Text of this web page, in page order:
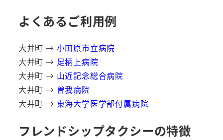
よくあるご利用例
大井町 → 小田原市立病院
大井町 → 足柄上病院
大井町 → 山近記念総合病院
大井町 → 曽我病院
大井町 → 東海大学医学部付属病院
フレンドシップタクシーの特徴